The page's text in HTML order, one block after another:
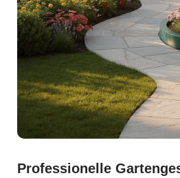
Professionelle